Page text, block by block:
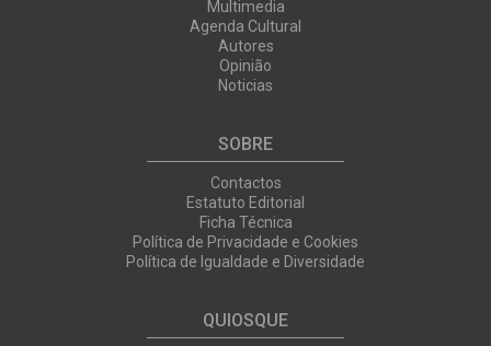
Multimedia
Agenda Cultural
Autores
Opinião
Noticias
SOBRE
Contactos
Estatuto Editorial
Ficha Técnica
Política de Privacidade e Cookies
Política de Igualdade e Diversidade
QUIOSQUE